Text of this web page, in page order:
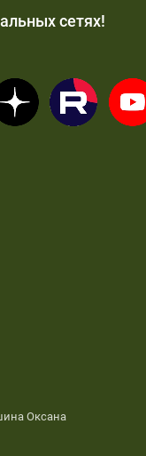
сетях!
Оксана